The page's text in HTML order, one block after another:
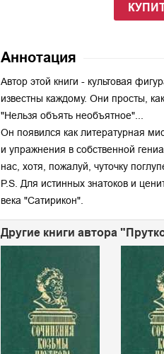
Аннотация
Автор этой книги - культовая
известны каждому. Они просты,
"Нельзя объять необъятное"...
Он появился как литературная
и упражнения в собственной
нас, хотя, пожалуй, чуточку
P.S. Для истинных знатоков и
века "Сатирикон".
Другие книги автора